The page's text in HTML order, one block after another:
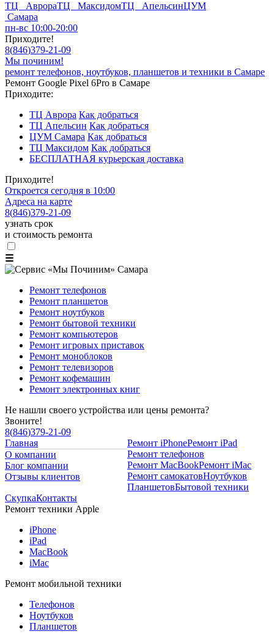
ТЦ АврораТЦ МаксидомТЦ АпельсинЦУМ
Самара
пн-вс 10:00-20:00
Приходите!
8(846)379-21-09
Мы починим!
ремонт телефонов, ноутбуков, планшетов и техники в Самаре
Ремонт Google Pixel 6Pro в Самаре
Приходите:
ТЦ Аврора Как добраться
ТЦ Апельсин Как добраться
ЦУМ Самара Как добраться
ТЦ Максидом Как добраться
БЕСПЛАТНАЯ курьерская доставка
Приходите!
Откроется сегодня в 10:00
Адреса на карте
8(846)379-21-09
узнать срок
и стоимость ремонта
☰
Ремонт телефонов
Ремонт планшетов
Ремонт ноутбуков
Ремонт бытовой техники
Ремонт компьютеров
Ремонт игровых приставок
Ремонт моноблоков
Ремонт телевизоров
Ремонт кофемашин
Ремонт электронных книг
Не нашли своего устройства или цены ремонта?
Звоните!
8(846)379-21-09
Главная
О компании
Блог компании
Отзывы клиентов
Ремонт iPhoneРемонт iPad
Ремонт телефонов
Ремонт MacBookРемонт iMac
Ремонт самокатовНоутбуков
ПланшетовБытовой техники
СкупкаКонтакты
Ремонт техники Apple
iPhone
iPad
MacBook
iMac
Ремонт мобильной техники
Телефонов
Ноутбуков
Планшетов